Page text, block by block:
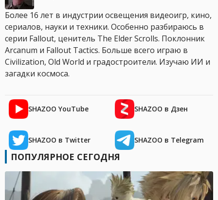
Более 16 лет в индустрии освещения видеоигр, кино,
сериалов, науки и техники. Особенно разбираюсь в
серии Fallout, ценитель The Elder Scrolls. Поклонник
Arcanum и Fallout Tactics. Больше всего играю в
Civilization, Old World и градостроители. Изучаю ИИ и
загадки космоса.
SHAZOO YouTube SHAZOO в Дзен
SHAZOO в Twitter SHAZOO в Telegram
ПОПУЛЯРНОЕ СЕГОДНЯ